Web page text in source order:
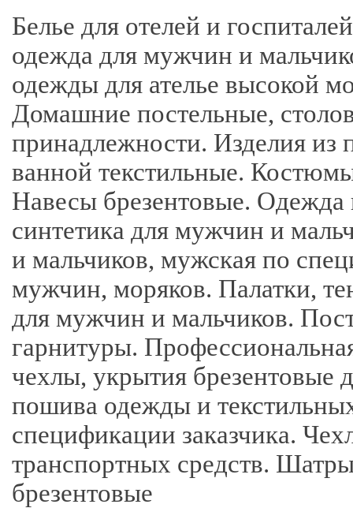
Белье для отелей и
одежда для мужчин и
одежды для ателье высокой
Домашние постельные,
принадлежности. Изделия из
ванной текстильные.
Навесы брезентовые. Одежда
синтетика для мужчин и
и мальчиков, мужская по
мужчин, моряков. Палатки,
для мужчин и мальчиков.
гарнитуры.
чехлы, укрытия брезентовые
пошива одежды и
спецификации заказчика.
транспортных средств.
брезентовые